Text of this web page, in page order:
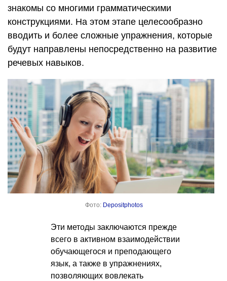
знакомы со многими грамматическими
конструкциями. На этом этапе целесообразно
вводить и более сложные упражнения, которые
будут направлены непосредственно на развитие
речевых навыков.
Фото: Depositphotos
Эти методы заключаются прежде
всего в активном взаимодействии
обучающегося и преподающего
язык, а также в упражнениях,
позволяющих вовлекать